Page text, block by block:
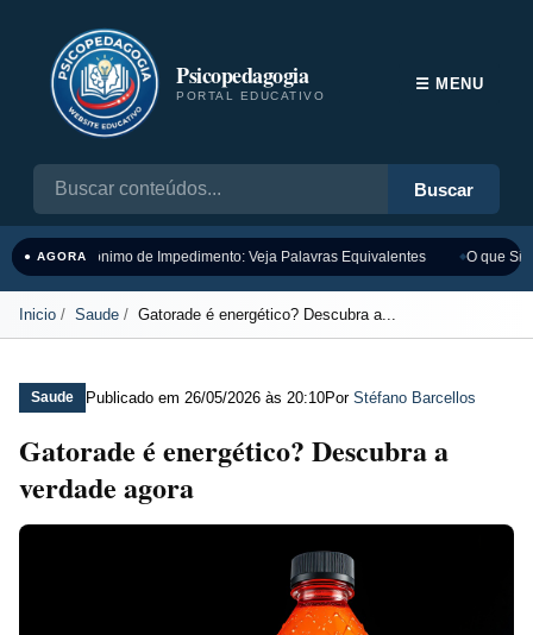
Psicopedagogia
PORTAL EDUCATIVO
Buscar
☰ MENU
● AGORASinônimo de Impedimento: Veja Palavras Equivalentes O que
Inicio Saude Gatorade é energético? Descubra a...
Saude Publicado em 26/05/2026 às 20:10Por Stéfano Barcellos
Gatorade é energético? Descubra a
verdade agora